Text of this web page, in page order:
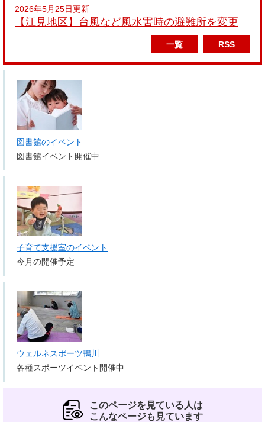
2026年5月25日更新
【江見地区】台風など風水害時の避難所を変更
一覧 RSS
図書館のイベント
図書館イベント開催中
子育て支援室のイベント
今月の開催予定
ウェルネスポーツ鴨川
各種スポーツイベント開催中
このページを見ている人は
こんなページも見ています